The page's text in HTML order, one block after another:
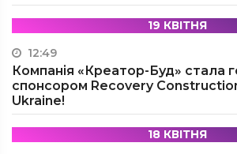
19 КВІТНЯ
12:49
Компанія «Креатор-Буд» стала
спонсором Recovery
Ukraine!
18 КВІТНЯ